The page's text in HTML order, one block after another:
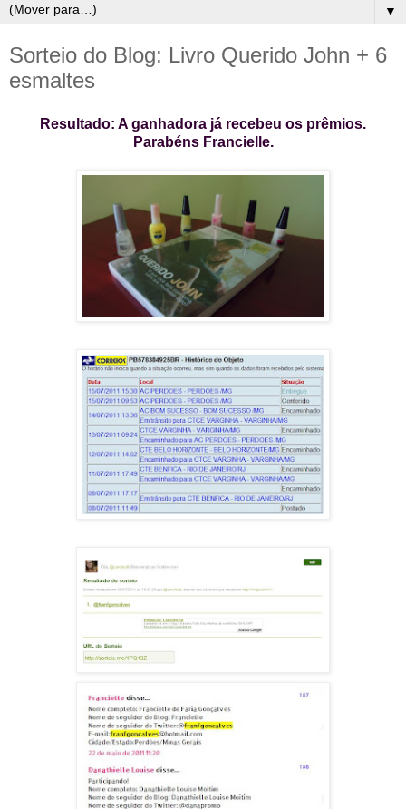
▼
Sorteio do Blog: Livro Querido John + 6
esmaltes
Resultado: A ganhadora já recebeu os prêmios.
Parabéns Francielle.